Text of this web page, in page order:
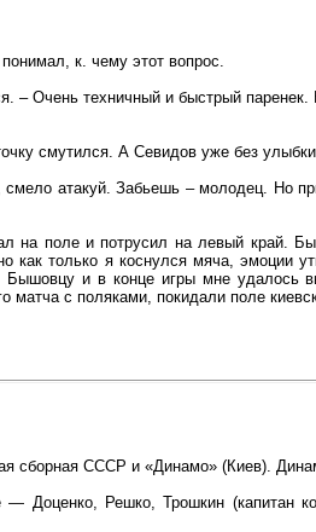
к. чему этот вопрос.
Очень техничный и быстрый паренек.
смутился. А Севидов уже без
атакуй. Забьешь – молодец. Но
на поле и потрусил на левый край.
как только я коснулся мяча, эмоции
и в конце игры мне удалось
с поляками, покидали поле
сборная СССР и «Динамо» (Киев).
— Доценко, Решко, Трошкин